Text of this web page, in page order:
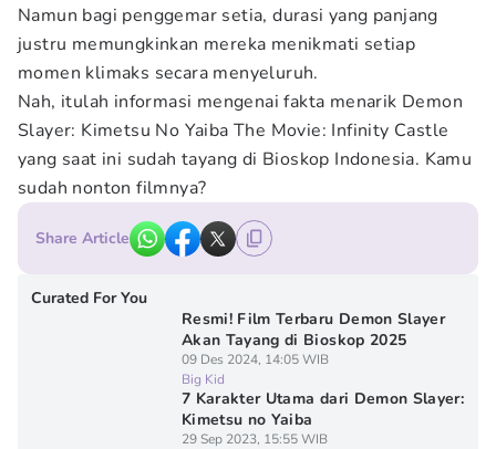
Namun bagi penggemar setia, durasi yang panjang
justru memungkinkan mereka menikmati setiap
momen klimaks secara menyeluruh.
Nah, itulah informasi mengenai fakta menarik Demon
Slayer: Kimetsu No Yaiba The Movie: Infinity Castle
yang saat ini sudah tayang di Bioskop Indonesia. Kamu
sudah nonton filmnya?
Share Article
Curated For You
Resmi! Film Terbaru Demon Slayer
Akan Tayang di Bioskop 2025
09 Des 2024, 14:05 WIB
Big Kid
7 Karakter Utama dari Demon Slayer:
Kimetsu no Yaiba
29 Sep 2023, 15:55 WIB